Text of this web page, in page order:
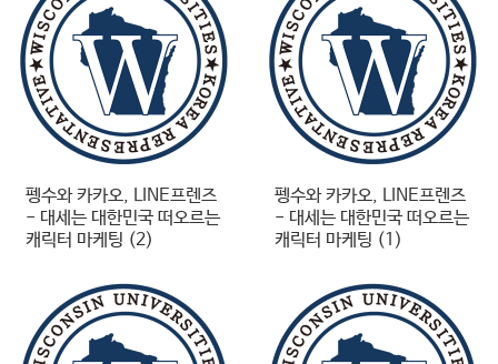
펭수와 카카오, LINE프렌즈
- 대세는 대한민국 떠오르는
캐릭터 마케팅 (2)
펭수와 카카오, LINE프렌즈
- 대세는 대한민국 떠오르는
캐릭터 마케팅 (1)